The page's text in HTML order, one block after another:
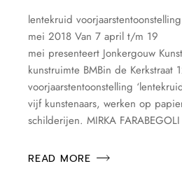
lentekruid
mei 2018 Van 7 april t/m 19
mei presenteert Jonkergouw
kunstruimte BMBin de Kerkstraat
voorjaarstentoonstelling
vijf kunstenaars, werken op
schilderijen. MIRKA
READ MORE